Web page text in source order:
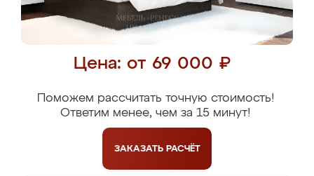
Цена: от 69 000 ₽
Поможем рассчитать точную стоимость!
Ответим менее, чем за 15 минут!
ЗАКАЗАТЬ РАСЧЁТ